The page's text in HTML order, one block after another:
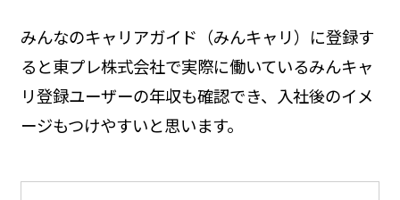
みんなのキャリアガイド（みんキャリ）に登録す
ると東プレ株式会社で実際に働いているみんキャ
リ登録ユーザーの年収も確認でき、入社後のイメ
ージもつけやすいと思います。